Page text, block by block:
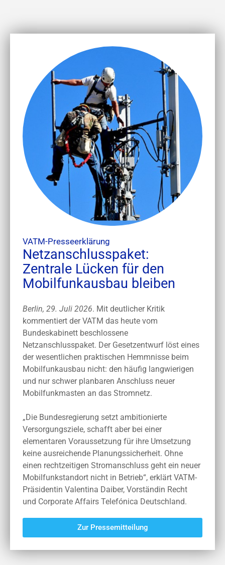
VATM-Presseerklärung
Netzanschlusspaket:
Zentrale Lücken für den
Mobilfunkausbau bleiben
Berlin, 29. Juli 2026. Mit deutlicher Kritik
kommentiert der VATM das heute vom
Bundeskabinett beschlossene
Netzanschlusspaket. Der Gesetzentwurf löst eines
der wesentlichen praktischen Hemmnisse beim
Mobilfunkausbau nicht: den häufig langwierigen
und nur schwer planbaren Anschluss neuer
Mobilfunkmasten an das Stromnetz.
„Die Bundesregierung setzt ambitionierte
Versorgungsziele, schafft aber bei einer
elementaren Voraussetzung für ihre Umsetzung
keine ausreichende Planungssicherheit. Ohne
einen rechtzeitigen Stromanschluss geht ein neuer
Mobilfunkstandort nicht in Betrieb“, erklärt VATM-
Präsidentin Valentina Daiber, Vorständin Recht
und Corporate Affairs Telefónica Deutschland.
Zur Pressemitteilung